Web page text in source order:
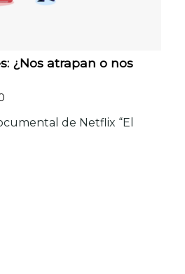
¿Nos atrapan o nos
de Netflix “El